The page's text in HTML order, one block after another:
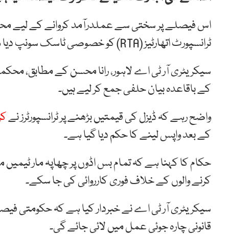
اس فیصلے پر سختی سے عملدرآمد کروانے کے لیے
ٹرانسپورٹ اتھارٹیز (RTA) کو خصوصی ٹاسک سونپ دیا ہے۔
سیکریٹری آر ٹی اے لاہور، رانا محسن کے مطابق،
کے باقاعدہ بیان حلفی جمع کر لیے ہیں۔
واضح رہے کہ ڈیزل کی قیمتیں بڑھنے پر ٹرانسپورٹرز نے
کے بعد واپس لینے کا حکم دیا گیا ہے۔
حکام کا کہنا ہے کہ تمام بس اڈوں پر چھاپہ مار
کرنے والوں کے خلاف فوری کارروائی کی جا سکے۔
سیکریٹری آر ٹی اے نے خبردار کیا ہے کہ حکومتی
قانونی چارہ جوئی عمل میں لائی جائے گی۔